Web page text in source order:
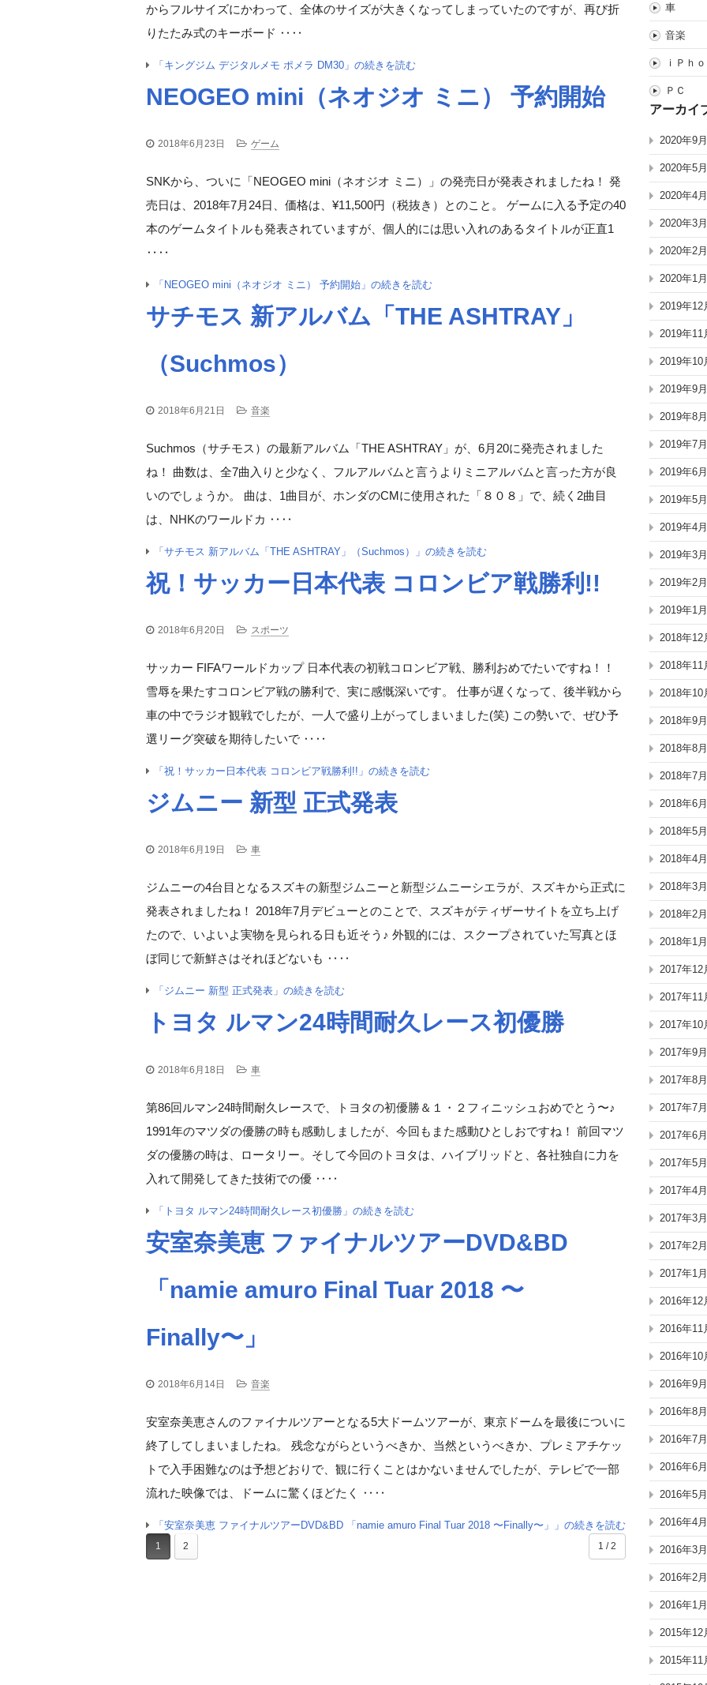
からフルサイズにかわって、全体のサイズが大きくなってしまっていたのですが、再び折
りたたみ式のキーボード ‥‥
「キングジム デジタルメモ ポメラ DM30」の続きを読む
NEOGEO mini（ネオジオ ミニ） 予約開始
2018年6月23日 ゲーム
SNKから、ついに「NEOGEO mini（ネオジオ ミニ）」の発売日が発表されましたね！ 発
売日は、2018年7月24日、価格は、¥11,500円（税抜き）とのこと。 ゲームに入る予定の40
本のゲームタイトルも発表されていますが、個人的には思い入れのあるタイトルが正直1
‥‥
「NEOGEO mini（ネオジオ ミニ） 予約開始」の続きを読む
サチモス 新アルバム「THE ASHTRAY」
（Suchmos）
2018年6月21日 音楽
Suchmos（サチモス）の最新アルバム「THE ASHTRAY」が、6月20に発売されました
ね！ 曲数は、全7曲入りと少なく、フルアルバムと言うよりミニアルバムと言った方が良
いのでしょうか。 曲は、1曲目が、ホンダのCMに使用された「８０８」で、続く2曲目
は、NHKのワールドカ ‥‥
「サチモス 新アルバム「THE ASHTRAY」（Suchmos）」の続きを読む
祝！サッカー日本代表 コロンビア戦勝利!!
2018年6月20日 スポーツ
サッカー FIFAワールドカップ 日本代表の初戦コロンビア戦、勝利おめでたいですね！！
雪辱を果たすコロンビア戦の勝利で、実に感慨深いです。 仕事が遅くなって、後半戦から
車の中でラジオ観戦でしたが、一人で盛り上がってしまいました(笑) この勢いで、ぜひ予
選リーグ突破を期待したいで ‥‥
「祝！サッカー日本代表 コロンビア戦勝利!!」の続きを読む
ジムニー 新型 正式発表
2018年6月19日 車
ジムニーの4台目となるスズキの新型ジムニーと新型ジムニーシエラが、スズキから正式に
発表されましたね！ 2018年7月デビューとのことで、スズキがティザーサイトを立ち上げ
たので、いよいよ実物を見られる日も近そう♪ 外観的には、スクープされていた写真とほ
ぼ同じで新鮮さはそれほどないも ‥‥
「ジムニー 新型 正式発表」の続きを読む
トヨタ ルマン24時間耐久レース初優勝
2018年6月18日 車
第86回ルマン24時間耐久レースで、トヨタの初優勝＆１・２フィニッシュおめでとう〜♪
1991年のマツダの優勝の時も感動しましたが、今回もまた感動ひとしおですね！ 前回マツ
ダの優勝の時は、ロータリー。そして今回のトヨタは、ハイブリッドと、各社独自に力を
入れて開発してきた技術での優 ‥‥
「トヨタ ルマン24時間耐久レース初優勝」の続きを読む
安室奈美恵 ファイナルツアーDVD&BD
「namie amuro Final Tuar 2018 〜
Finally〜」
2018年6月14日 音楽
安室奈美恵さんのファイナルツアーとなる5大ドームツアーが、東京ドームを最後についに
終了してしまいましたね。 残念ながらというべきか、当然というべきか、プレミアチケッ
トで入手困難なのは予想どおりで、観に行くことはかないませんでしたが、テレビで一部
流れた映像では、ドームに驚くほどたく ‥‥
「安室奈美恵 ファイナルツアーDVD&BD 「namie amuro Final Tuar 2018 〜Finally〜」」の続きを読む
1 2 1 / 2
車
音楽
ｉＰｈ
ＰＣ
アーカイ
2020年9月
2020年5月
2020年4月
2020年3月
2020年2月
2020年1月
2019年12
2019年11
2019年10
2019年9月
2019年8月
2019年7月
2019年6月
2019年5月
2019年4月
2019年3月
2019年2月
2019年1月
2018年12
2018年11
2018年10
2018年9月
2018年8月
2018年7月
2018年6月
2018年5月
2018年4月
2018年3月
2018年2月
2018年1月
2017年12
2017年11
2017年10
2017年9月
2017年8月
2017年7月
2017年6月
2017年5月
2017年4月
2017年3月
2017年2月
2017年1月
2016年12
2016年11
2016年10
2016年9月
2016年8月
2016年7月
2016年6月
2016年5月
2016年4月
2016年3月
2016年2月
2016年1月
2015年12
2015年11